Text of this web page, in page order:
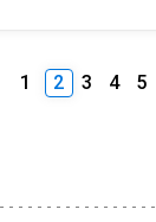
1 2 3 4 5